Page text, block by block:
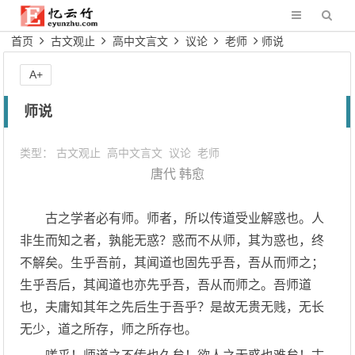
首页 古文观止 高中文言文 议论 老师 师说
师说
类型： 古文观止 高中文言文 议论 老师
唐代 韩愈
古之学者必有师。师者，所以传道受业解惑也。人
非生而知之者，孰能无惑？惑而不从师，其为惑也，终
不解矣。生乎吾前，其闻道也固先乎吾，吾从而师之；
生乎吾后，其闻道也亦先乎吾，吾从而师之。吾师道
也，夫庸知其年之先后生于吾乎？是故无贵无贱，无长
无少，道之所存，师之所存也。
A+